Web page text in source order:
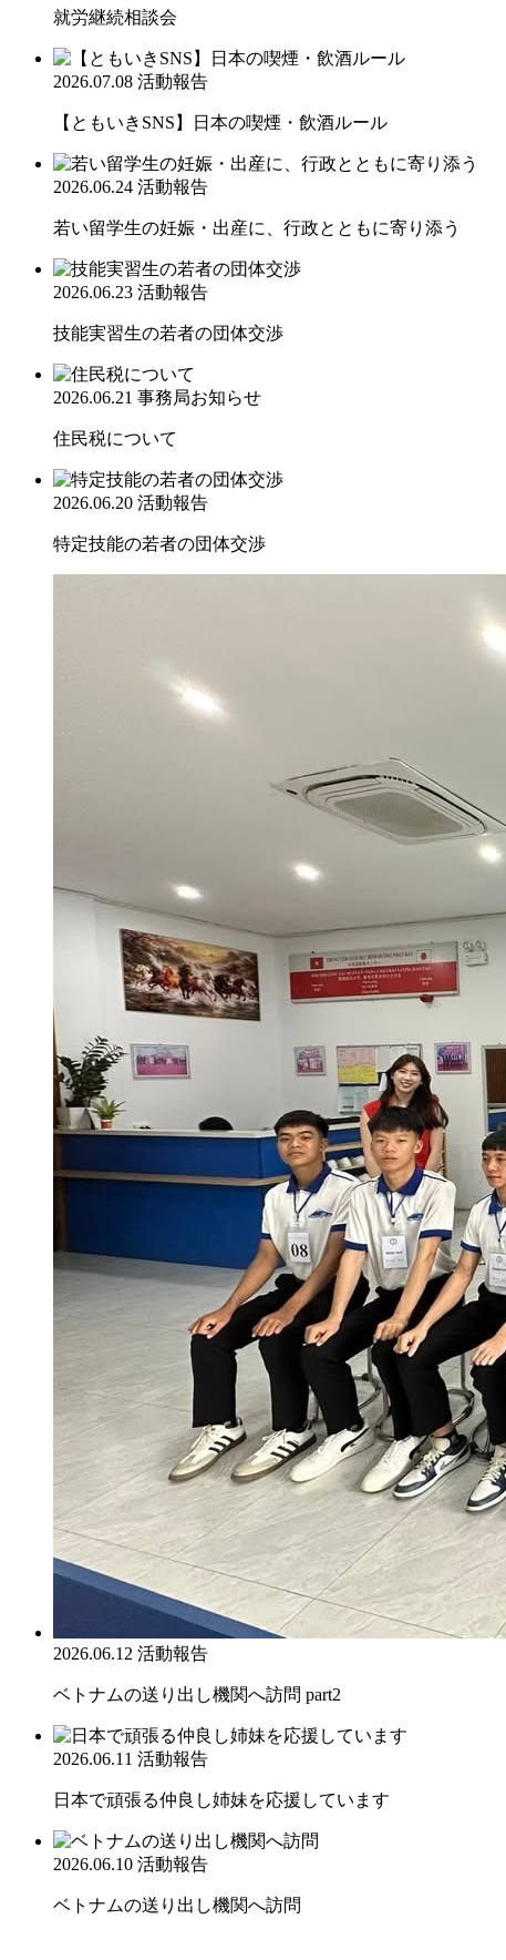
就労継続相談会
2026.07.08 活動報告
【ともいきSNS】日本の喫煙・飲酒ルール
2026.06.24 活動報告
若い留学生の妊娠・出産に、行政とともに寄り添う
2026.06.23 活動報告
技能実習生の若者の団体交渉
2026.06.21 事務局お知らせ
住民税について
2026.06.20 活動報告
特定技能の若者の団体交渉
2026.06.12 活動報告
ベトナムの送り出し機関へ訪問 part2
2026.06.11 活動報告
日本で頑張る仲良し姉妹を応援しています
2026.06.10 活動報告
ベトナムの送り出し機関へ訪問